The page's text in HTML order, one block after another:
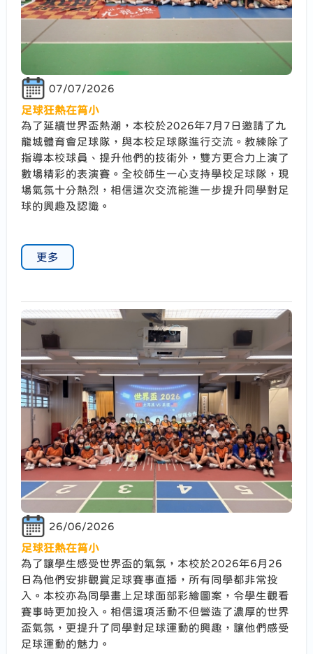
07/07/2026
足球狂熱在筲小
為了延續世界盃熱潮，本校於2026年7月7日邀請了九
龍城體育會足球隊，與本校足球隊進行交流。教練除了
指導本校球員、提升他們的技術外，雙方更合力上演了
數場精彩的表演賽。全校師生一心支持學校足球隊，現
場氣氛十分熱烈，相信這次交流能進一步提升同學對足
球的興趣及認識。
更多
26/06/2026
足球狂熱在筲小
為了讓學生感受世界盃的氣氛，本校於2026年6月26
日為他們安排觀賞足球賽事直播，所有同學都非常投
入。本校亦為同學畫上足球面部彩繪圖案，令學生觀看
賽事時更加投入。相信這項活動不但營造了濃厚的世界
盃氣氛，更提升了同學對足球運動的興趣，讓他們感受
足球運動的魅力。